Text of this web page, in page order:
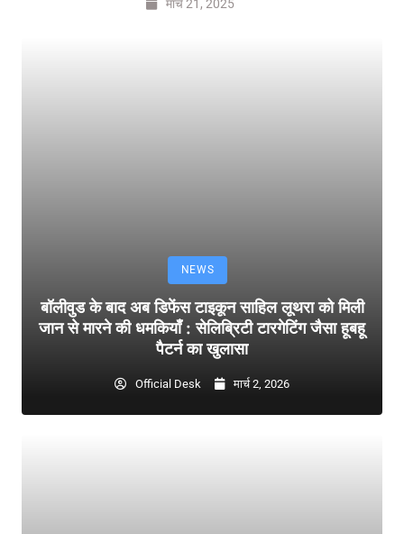
मार्च 21, 2025
NEWS
बॉलीवुड के बाद अब डिफेंस टाइकून साहिल लूथरा को मिली
जान से मारने की धमकियाँ : सेलिब्रिटी टारगेटिंग जैसा हूबहू
पैटर्न का खुलासा
Official Desk मार्च 2, 2026